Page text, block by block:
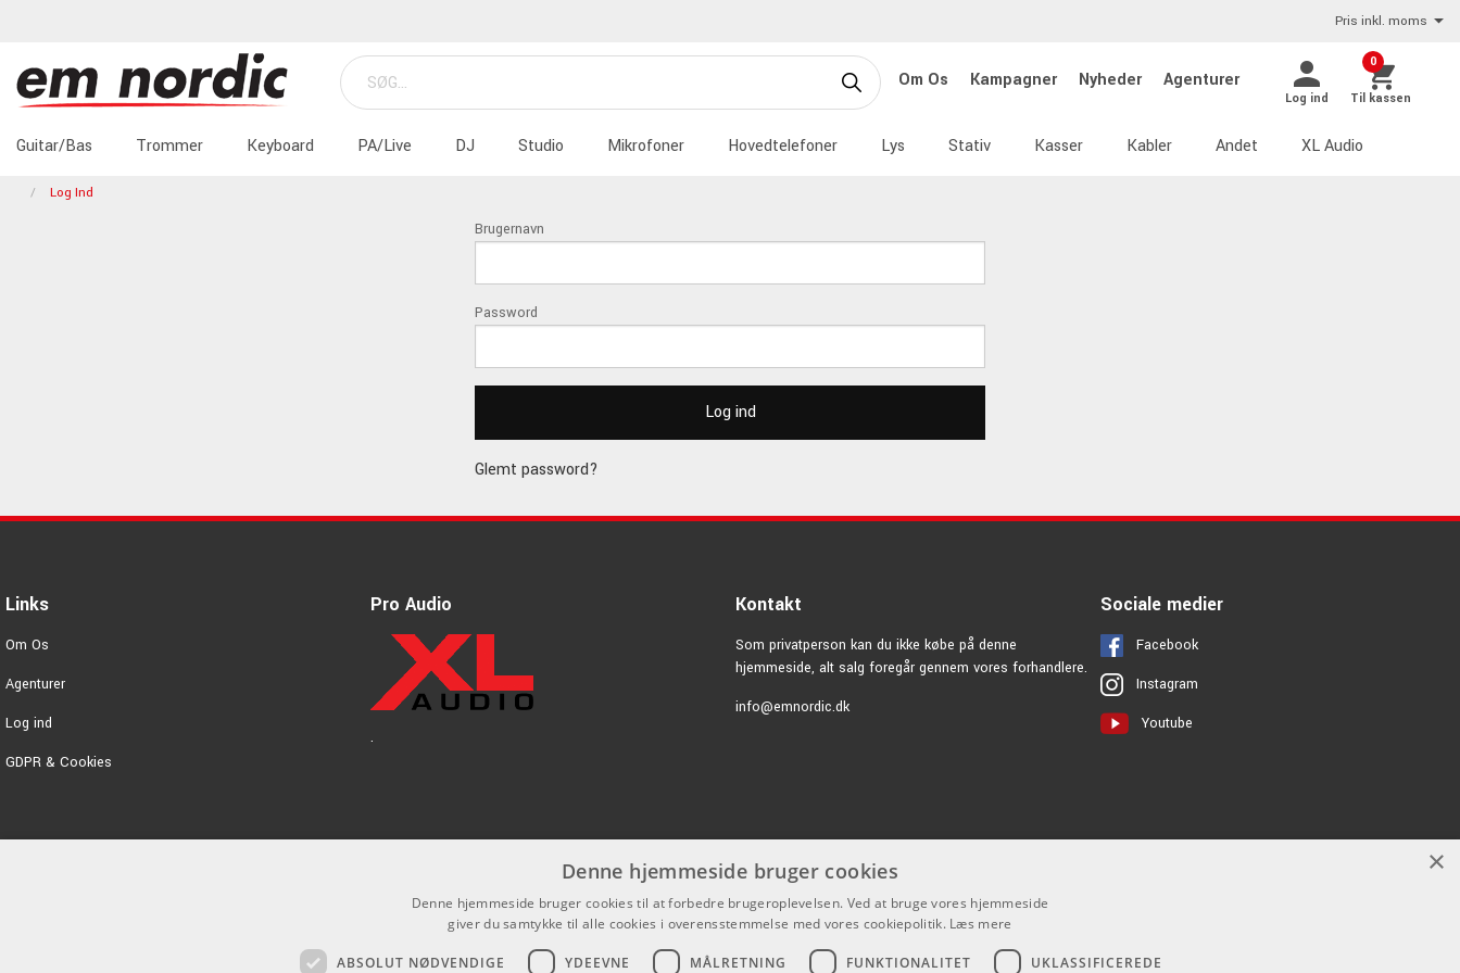
Pris inkl. moms
Om Os Kampagner Nyheder Agenturer
Log ind
0
Til kassen
Guitar/Bas Trommer Keyboard PA/Live DJ Studio Mikrofoner Hovedtelefoner Lys Stativ Kasser Kabler Andet XL Audio
Log Ind
Brugernavn
Password
Glemt password?
Links
Om Os
Agenturer
Log ind
GDPR & Cookies
Pro Audio
.
Kontakt
Som privatperson kan du ikke købe på denne
hjemmeside, alt salg foregår gennem vores forhandlere.
info@emnordic.dk
Sociale medier
Facebook
Instagram
Youtube
×
Denne hjemmeside bruger cookies
Denne hjemmeside bruger cookies til at forbedre brugeroplevelsen. Ved at bruge vores hjemmeside
giver du samtykke til alle cookies i overensstemmelse med vores cookiepolitik. Læs mere
ABSOLUT NØDVENDIGE YDEEVNE MÅLRETNING FUNKTIONALITET UKLASSIFICEREDE